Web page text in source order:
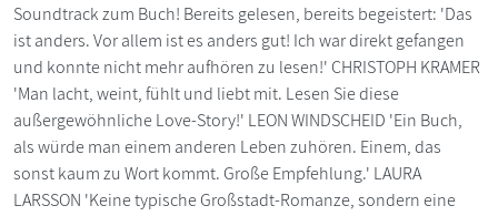
Soundtrack zum Buch! Bereits gelesen, bereits begeistert: 'Das
ist anders. Vor allem ist es anders gut! Ich war direkt gefangen
und konnte nicht mehr aufhören zu lesen!' CHRISTOPH KRAMER
'Man lacht, weint, fühlt und liebt mit. Lesen Sie diese
außergewöhnliche Love-Story!' LEON WINDSCHEID 'Ein Buch,
als würde man einem anderen Leben zuhören. Einem, das
sonst kaum zu Wort kommt. Große Empfehlung.' LAURA
LARSSON 'Keine typische Großstadt-Romanze, sondern eine